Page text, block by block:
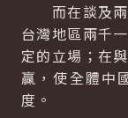
而在談及兩
台灣地區兩千
定的立場；在
贏，使全體中
度。